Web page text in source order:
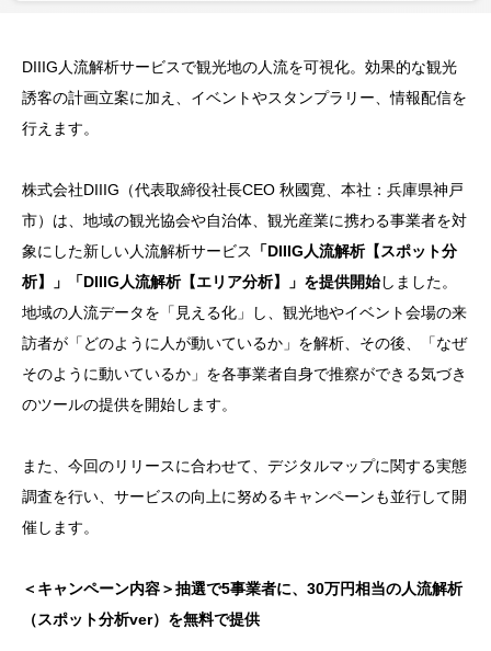
DIIIG人流解析サービスで観光地の人流を可視化。効果的な観光
誘客の計画立案に加え、イベントやスタンプラリー、情報配信を
行えます。
株式会社DIIIG（代表取締役社長CEO 秋國寛、本社：兵庫県神戸
市）は、地域の観光協会や自治体、観光産業に携わる事業者を対
象にした新しい人流解析サービス
「DIIIG人流解析【スポット分
析】」「DIIIG人流解析【エリア分析】」を提供開始しました。
地域の人流データを「見える化」し、観光地やイベント会場の来
訪者が「どのように人が動いているか」を解析、その後、「なぜ
そのように動いているか」を各事業者自身で推察ができる気づき
のツールの提供を開始します。
また、今回のリリースに合わせて、デジタルマップに関する実態
調査を行い、サービスの向上に努めるキャンペーンも並行して開
催します。
＜キャンペーン内容＞抽選で5事業者に、30万円相当の人流解析
（スポット分析ver）を無料で提供